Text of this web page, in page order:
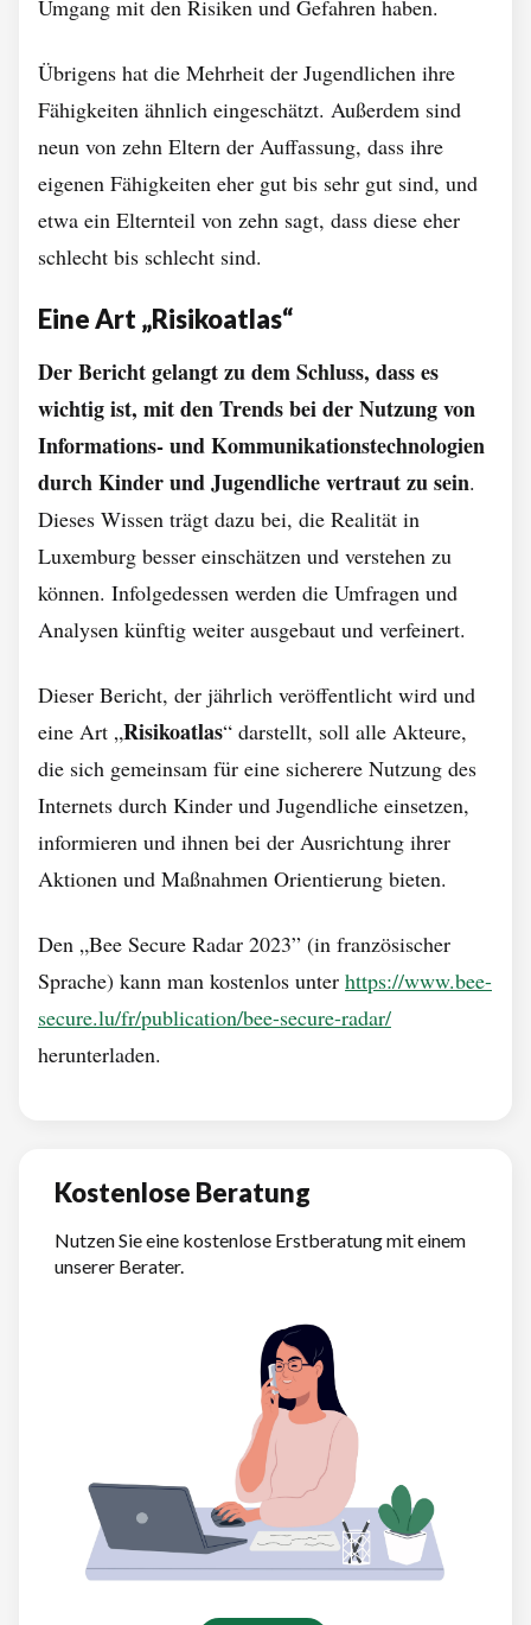
Umgang mit den Risiken und Gefahren haben.
Übrigens hat die Mehrheit der Jugendlichen ihre
Fähigkeiten ähnlich eingeschätzt. Außerdem sind
neun von zehn Eltern der Auffassung, dass ihre
eigenen Fähigkeiten eher gut bis sehr gut sind, und
etwa ein Elternteil von zehn sagt, dass diese eher
schlecht bis schlecht sind.
Eine Art „Risikoatlas“
Der Bericht gelangt zu dem Schluss, dass es
wichtig ist, mit den Trends bei der Nutzung von
Informations- und Kommunikationstechnologien
durch Kinder und Jugendliche vertraut zu sein.
Dieses Wissen trägt dazu bei, die Realität in
Luxemburg besser einschätzen und verstehen zu
können. Infolgedessen werden die Umfragen und
Analysen künftig weiter ausgebaut und verfeinert.
Dieser Bericht, der jährlich veröffentlicht wird und
eine Art „Risikoatlas“ darstellt, soll alle Akteure,
die sich gemeinsam für eine sicherere Nutzung des
Internets durch Kinder und Jugendliche einsetzen,
informieren und ihnen bei der Ausrichtung ihrer
Aktionen und Maßnahmen Orientierung bieten.
Den „Bee Secure Radar 2023” (in französischer
Sprache) kann man kostenlos unter https://www.bee-
secure.lu/fr/publication/bee-secure-radar/
herunterladen.
Kostenlose Beratung
Nutzen Sie eine kostenlose Erstberatung mit einem
unserer Berater.